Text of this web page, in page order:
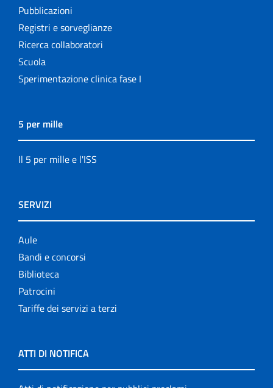
Pubblicazioni
Registri e sorveglianze
Ricerca collaboratori
Scuola
Sperimentazione clinica fase I
5 per mille
Il 5 per mille e l'ISS
SERVIZI
Aule
Bandi e concorsi
Biblioteca
Patrocini
Tariffe dei servizi a terzi
ATTI DI NOTIFICA